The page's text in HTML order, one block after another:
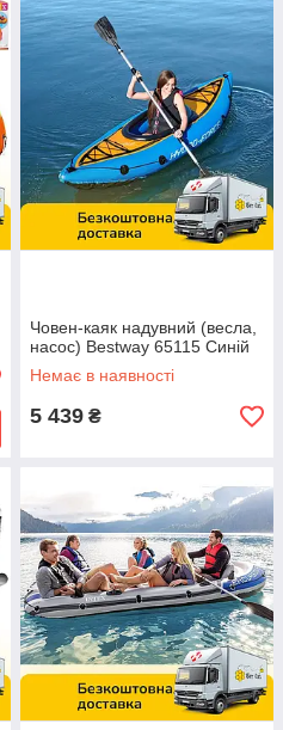
Човен-каяк надувний (весла,
насос) Bestway 65115 Синій
Немає в наявності
5 439 ₴